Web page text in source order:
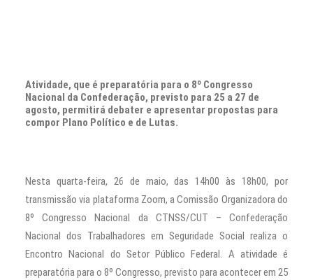
Atividade, que é preparatória para o 8º Congresso
Nacional da Confederação, previsto para 25 a 27 de
agosto, permitirá debater e apresentar propostas para
compor Plano Político e de Lutas.
Nesta quarta-feira, 26 de maio, das 14h00 às 18h00, por
transmissão via plataforma Zoom, a Comissão Organizadora do
8º Congresso Nacional da CTNSS/CUT – Confederação
Nacional dos Trabalhadores em Seguridade Social realiza o
Encontro Nacional do Setor Público Federal. A atividade é
preparatória para o 8º Congresso, previsto para acontecer em 25